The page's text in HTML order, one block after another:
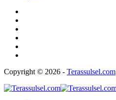
Copyright © 2026 - Terassulsel.com